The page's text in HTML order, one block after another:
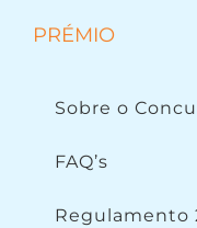
PRÉMIO
Sobre o
FAQ’s
Regulamento